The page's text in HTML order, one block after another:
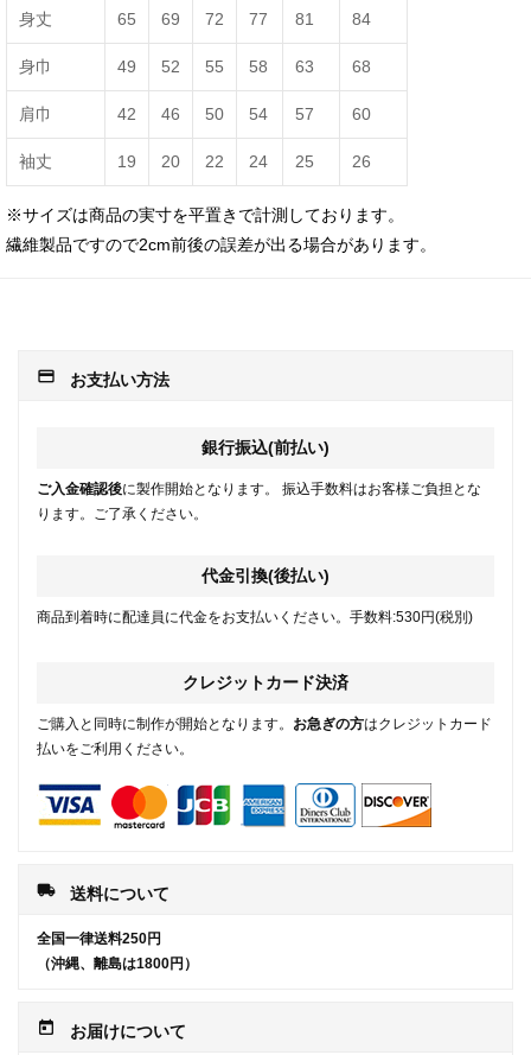
身丈 65 69 72 77 81 84
身巾 49 52 55 58 63 68
肩巾 42 46 50 54 57 60
袖丈 19 20 22 24 25 26
※サイズは商品の実寸を平置きで計測しております。
繊維製品ですので2cm前後の誤差が出る場合があります。
payment お支払い方法
銀行振込(前払い)
ご入金確認後に製作開始となります。 振込手数料はお客様ご負担とな
ります。ご了承ください。
代金引換(後払い)
商品到着時に配達員に代金をお支払いください。手数料:530円(税別)
クレジットカード決済
ご購入と同時に制作が開始となります。 お急ぎの方はクレジットカード
払いをご利用ください。
local_shipping 送料について
全国一律送料250円
（沖縄、離島は1800円）
today お届けについて